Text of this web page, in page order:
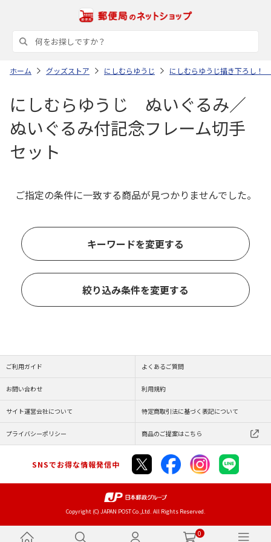
0
ホーム グッズストア にしむらゆうじ にしむらゆうじ描き下ろし！
にしむらゆうじ ぬいぐるみ／
ぬいぐるみ付記念フレーム切手
セット
ご指定の条件に一致する商品が見つかりませんでした。
キーワードを変更する
絞り込み条件を変更する
ご利用ガイド よくあるご質問
お問い合わせ 利用規約
サイト運営会社について 特定商取引法に基づく表記について
プライバシーポリシー 商品のご提案はこちら
SNSでお得な情報発信中
Copyright (C) JAPAN POST Co.,Ltd. All Rights Reserved.